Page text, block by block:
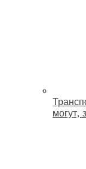
могут,